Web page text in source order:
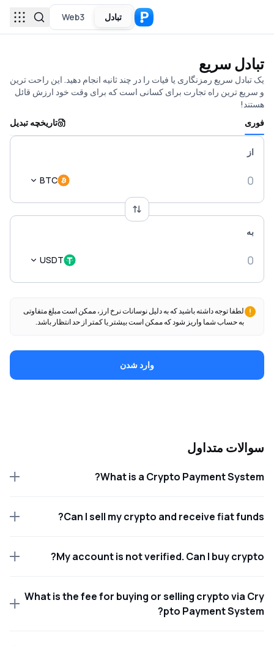
تبادل Web3
تبادل سریع
یک تبادل سریع رمزنگاری یا فیات را در چند ثانیه انجام دهید. این راحت ترین
و سریع ترین راه تجارت برای کسانی است که برای وقت خود ارزش قائل
هستند!
فوری
تاریخچه تبدیل
از
BTC
به
USDT
لطفا توجه داشته باشید که به دلیل نوسانات نرخ ارز، ممکن است مبلغ متفاوتی
به حساب شما واریز شود که ممکن است بیشتر یا کمتر از حد انتظار باشد.
وارد شدن
سوالات متداول
What is a Crypto Payment System?
Can I sell my crypto and receive fiat funds?
My account is not verified. Can I buy crypto?
What is the fee for buying or selling crypto via Cry
pto Payment System?